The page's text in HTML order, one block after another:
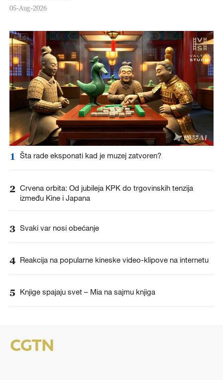
05-Aug-2026
1 Šta rade eksponati kad je muzej zatvoren?
2 Crvena orbita: Od jubileja KPK do trgovinskih tenzija
između Kine i Japana
3 Svaki var nosi obećanje
4 Reakcija na popularne kineske video-klipove na internetu
5 Knjige spajaju svet – Mia na sajmu knjiga